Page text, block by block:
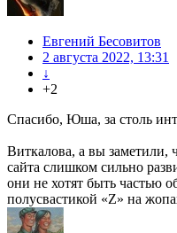
Евгений Бесовитов
2 августа 2022, 13:31
↓
+2
Спасибо, Юша, за столь
Виткалова, а вы заметили,
сайта слишком сильно
они не хотят быть частью
полусвастикой «Z» на